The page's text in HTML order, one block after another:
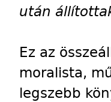
után
Ez az
moralista,
legszebb